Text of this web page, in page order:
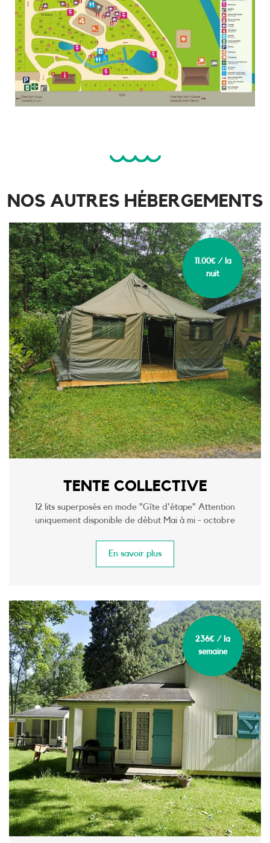
NOS AUTRES HÉBERGEMENTS
11.00€ / la
nuit
TENTE COLLECTIVE
12 lits superposés en mode "Gîte d'étape" Attention
uniquement disponible de début Mai à mi - octobre
En savoir plus
236€ / la
semaine